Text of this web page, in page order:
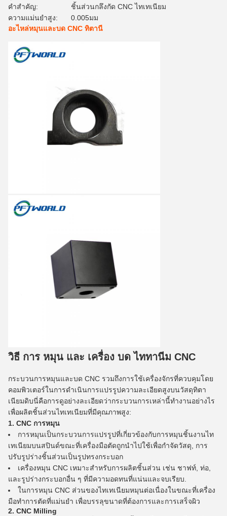
คําสําคัญ:
ชิ้นส่วนกลึงกัด CNC ไทเทเนียม
ความแม่นยำสูง:
0.005มม
อะไหล่หมุนและบด CNC ทิตานี
วิธี การ หมุน และ เครื่อง บด ไททานีม CNC
กระบวนการหมุนและบด CNC รวมถึงการใช้เครื่องจักรที่ควบคุมโดย
คอมพิวเตอร์ในการดําเนินการแปรรูปความละเอียดสูงบนวัสดุทิตา
เนียมดิบนี่คือการดูอย่างละเอียดว่ากระบวนการเหล่านี้ทํางานอย่างไร
เพื่อผลิตชิ้นส่วนไทเทเนียมที่มีคุณภาพสูง:
1. CNC การหมุน
การหมุนเป็นกระบวนการแปรรูปที่เกี่ยวข้องกับการหมุนชิ้นงานไท
เทเนียมบนสปินด์ขณะที่เครื่องมือตัดถูกนําไปใช้เพื่อกําจัดวัสดุ, การ
ปรับรูปร่างชิ้นส่วนเป็นรูปทรงกระบอก
เครื่องหมุน CNC เหมาะสําหรับการผลิตชิ้นส่วน เช่น ชาฟท์, ท่อ,
และรูปร่างกระบอกอื่น ๆ ที่มีความอดทนที่แน่นและจบเรียบ.
ในการหมุน CNC ส่วนของไทเทเนียมหมุนต่อเนื่องในขณะที่เครื่อง
มือทําการตัดที่แม่นยํา เพื่อบรรลุขนาดที่ต้องการและการเสร็จผิว
2. CNC Milling